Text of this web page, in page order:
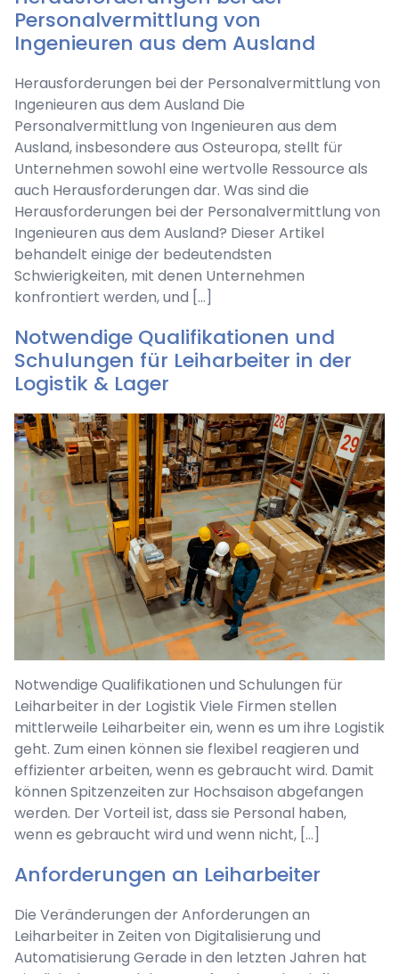
Personalvermittlung von
Ingenieuren aus dem Ausland
Herausforderungen bei der Personalvermittlung von
Ingenieuren aus dem Ausland Die
Personalvermittlung von Ingenieuren aus dem
Ausland, insbesondere aus Osteuropa, stellt für
Unternehmen sowohl eine wertvolle Ressource als
auch Herausforderungen dar. Was sind die
Herausforderungen bei der Personalvermittlung von
Ingenieuren aus dem Ausland? Dieser Artikel
behandelt einige der bedeutendsten
Schwierigkeiten, mit denen Unternehmen
konfrontiert werden, und […]
Notwendige Qualifikationen und
Schulungen für Leiharbeiter in der
Logistik & Lager
Notwendige Qualifikationen und Schulungen für
Leiharbeiter in der Logistik Viele Firmen stellen
mittlerweile Leiharbeiter ein, wenn es um ihre Logistik
geht. Zum einen können sie flexibel reagieren und
effizienter arbeiten, wenn es gebraucht wird. Damit
können Spitzenzeiten zur Hochsaison abgefangen
werden. Der Vorteil ist, dass sie Personal haben,
wenn es gebraucht wird und wenn nicht, […]
Anforderungen an Leiharbeiter
Die Veränderungen der Anforderungen an
Leiharbeiter in Zeiten von Digitalisierung und
Automatisierung Gerade in den letzten Jahren hat